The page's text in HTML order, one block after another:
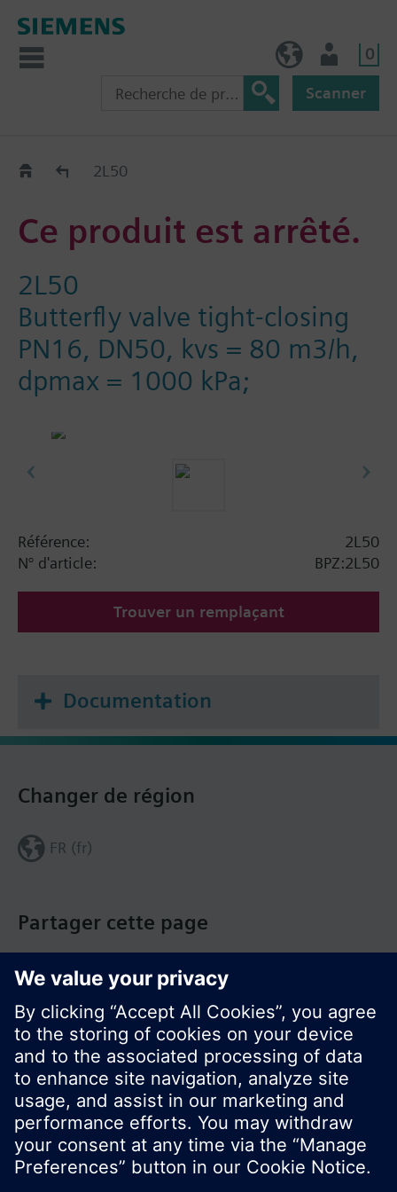
0
Scanner
Old2New
2L50
Ce produit est arrêté.
2L50
Butterfly valve tight-closing
PN16, DN50, kvs = 80 m3/h,
dpmax = 1000 kPa;
Référence:
2L50
N° d'article:
BPZ:2L50
Trouver un remplaçant
Documentation
Partager cette page
Changer de région
FR (fr)
© Siemens Switzerland Ltd. Building Technologies
Group - 2016